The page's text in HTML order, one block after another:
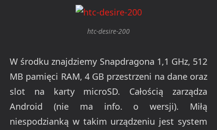
htc-desire-200
W środku znajdziemy Snapdragona 1,1 GHz, 512
MB pamięci RAM, 4 GB przestrzeni na dane oraz
slot na karty microSD. Całością zarządza
Android (nie ma info. o wersji). Miłą
niespodzianką w takim urządzeniu jest system